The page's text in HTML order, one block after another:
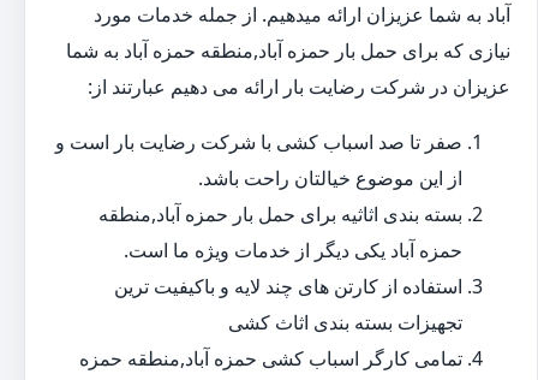
آباد به شما عزیزان ارائه میدهیم. از جمله خدمات مورد
نیازی که برای حمل بار حمزه آباد,منطقه حمزه آباد به شما
عزیزان در شرکت رضایت بار ارائه می دهیم عبارتند از:
صفر تا صد اسباب کشی با شرکت رضایت بار است و
از این موضوع خیالتان راحت باشد.
بسته بندی اثاثیه برای حمل بار حمزه آباد,منطقه
حمزه آباد یکی دیگر از خدمات ویژه ما است.
استفاده از کارتن های چند لایه و باکیفیت ترین
تجهیزات بسته بندی اثاث کشی
تمامی کارگر اسباب کشی حمزه آباد,منطقه حمزه